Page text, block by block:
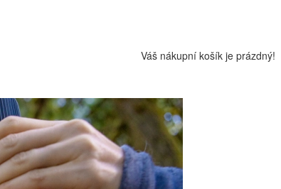
Váš nákupní košík je prázdný!